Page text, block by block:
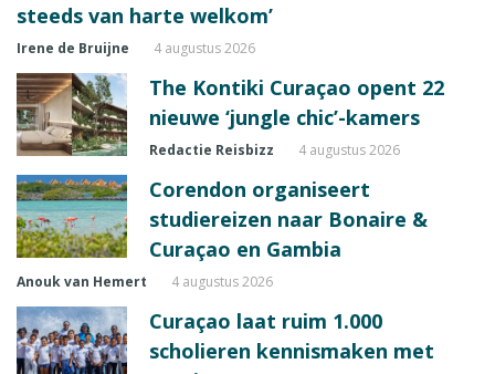
steeds van harte welkom’
Irene de Bruijne 4 augustus 2026
The Kontiki Curaçao opent 22
nieuwe ‘jungle chic’-kamers
Redactie Reisbizz 4 augustus 2026
Corendon organiseert
studiereizen naar Bonaire &
Curaçao en Gambia
Anouk van Hemert 4 augustus 2026
Curaçao laat ruim 1.000
scholieren kennismaken met